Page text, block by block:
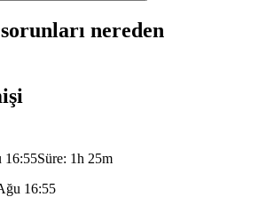
nereden
16:55Süre: 1h 25m
16:55